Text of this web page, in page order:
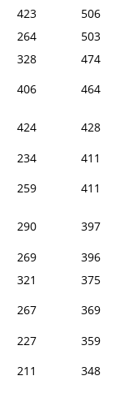
423
506
264
503
328
474
406
464
424
428
234
411
259
411
290
397
269
396
321
375
267
369
227
359
211
348